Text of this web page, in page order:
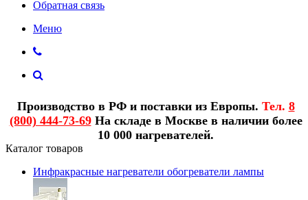
Обратная связь
Меню
Производство в РФ и поставки из Европы. Тел. 8
(800) 444-73-69На складе в Москве в наличии более
10 000 нагревателей.
Каталог товаров
Инфракрасные нагреватели обогреватели лампы